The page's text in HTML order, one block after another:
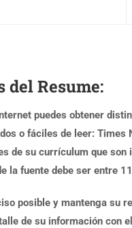
Resume:
puedes obtener
o fáciles de leer:
de su currículum que
la fuente debe ser entre
posible y mantenga su
de su información con